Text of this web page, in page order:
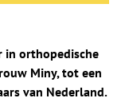
in orthopedische
Miny, tot een
van Nederland.